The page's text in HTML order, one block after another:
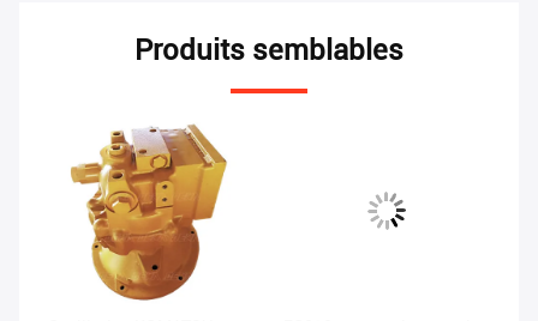
Produits semblables